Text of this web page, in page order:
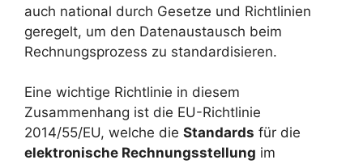
auch national durch Gesetze und Richtlinien
geregelt, um den Datenaustausch beim
Rechnungsprozess zu standardisieren.
Eine wichtige Richtlinie in diesem
Zusammenhang ist die EU-Richtlinie
2014/55/EU, welche die Standards für die
elektronische Rechnungsstellung im